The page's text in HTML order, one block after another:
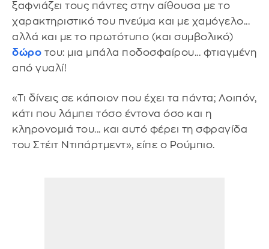
ξαφνιάζει τους πάντες στην αίθουσα με το
χαρακτηριστικό του πνεύμα και με χαμόγελο...
αλλά και με το πρωτότυπο (και συμβολικό)
δώρο του: μια μπάλα ποδοσφαίρου... φτιαγμένη
από γυαλί!
«Τι δίνεις σε κάποιον που έχει τα πάντα; Λοιπόν,
κάτι που λάμπει τόσο έντονα όσο και η
κληρονομιά του... και αυτό φέρει τη σφραγίδα
του Στέιτ Ντιπάρτμεντ», είπε ο Ρούμπιο.